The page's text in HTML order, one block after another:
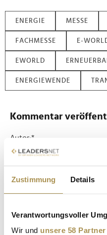
Zustimmung Details
Verantwortungsvoller
Wir und unsere 58 Partner
ENERGIE MESSE
FACHMESSE E-
EWORLD
ENERGIEWENDE
Kommentar
Autor:*
Kommentar:*